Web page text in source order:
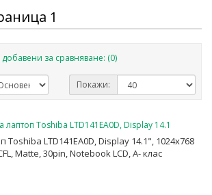
1
за сравняване: (0)
Покажи:
Toshiba LTD141EA0D, Display 14.1", 1024x768
Matte, 30pin, Notebook LCD, A- клас